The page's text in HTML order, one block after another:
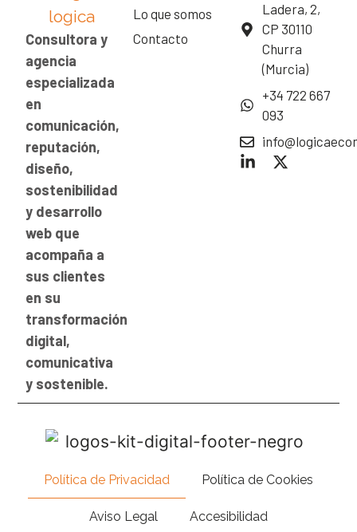
Consultora y
agencia
especializada
en
comunicación,
reputación,
diseño,
sostenibilidad
y desarrollo
web que
acompaña a
sus clientes
en su
transformación
digital,
comunicativa
y sostenible.
Lo que somos
Contacto
Ladera, 2,
CP 30110
Churra
(Murcia)
+34 722 667
093
Política de Privacidad Política de Cookies
Aviso Legal Accesibilidad